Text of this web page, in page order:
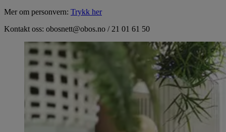
Mer om personvern: Trykk her
Kontakt oss: obosnett@obos.no / 21 01 61 50